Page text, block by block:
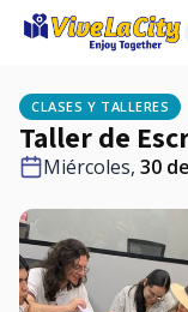
CLASES Y TALLERES
Taller de
Miércoles, 30